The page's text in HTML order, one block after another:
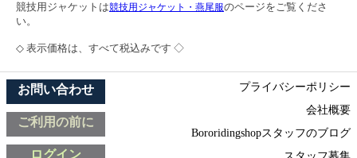
競技用ジャケットは競技用ジャケット・燕尾服のページをご覧くださ
い。
◇ 表示価格は、すべて税込みです ◇
お問い合わせ
ご利用の前に
ログイン
プライバシーポリシー
会社概要
Bororidingshopスタッフのブログ